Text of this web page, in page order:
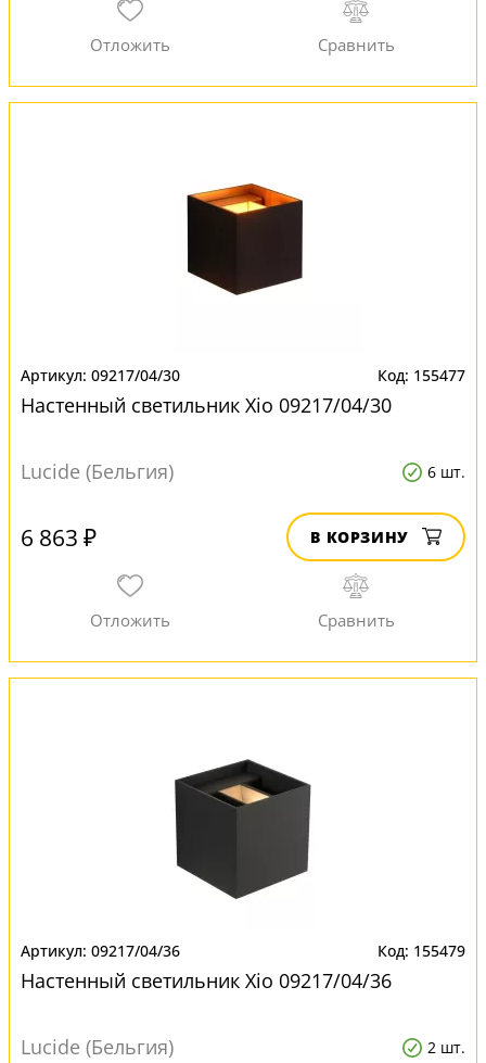
09217/04/30 155477
Настенный светильник Xio 09217/04/30
Lucide (Бельгия) 6 шт.
6 863 ₽ В КОРЗИНУ
09217/04/36 155479
Настенный светильник Xio 09217/04/36
Lucide (Бельгия) 2 шт.